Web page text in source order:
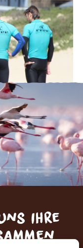
Ihre